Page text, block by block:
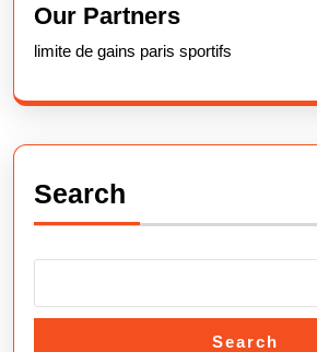
Our Partners
limite de gains paris sportifs
Search
Search